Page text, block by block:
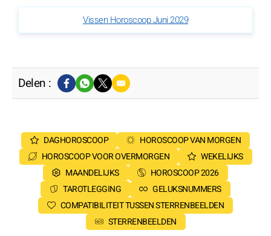
Vissen Horoscoop Juni 2029
Delen :
DAGHOROSCOOP
HOROSCOOP VAN MORGEN
HOROSCOOP VOOR OVERMORGEN
WEKELIJKS
MAANDELIJKS
HOROSCOOP 2026
TAROTLEGGING
GELUKSNUMMERS
COMPATIBILITEIT TUSSEN STERRENBEELDEN
STERRENBEELDEN